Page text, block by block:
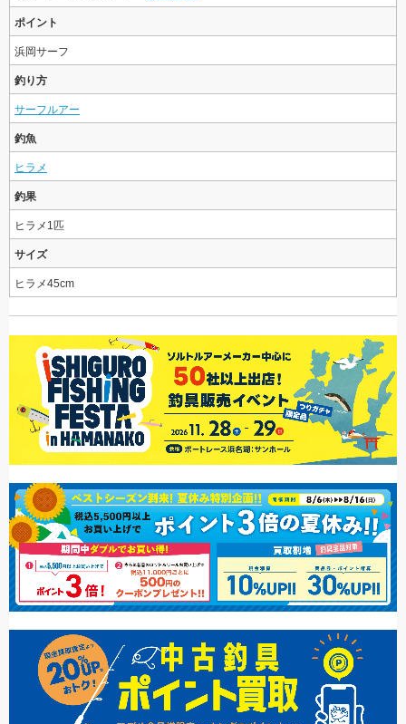
ポイント
浜岡サーフ
釣り方
サーフルアー
釣魚
ヒラメ
釣果
ヒラメ1匹
サイズ
ヒラメ45cm